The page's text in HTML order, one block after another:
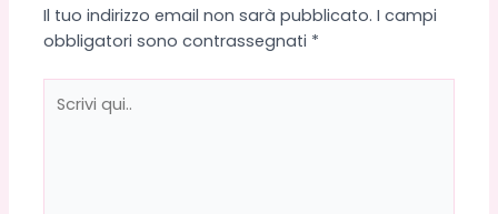
Il tuo indirizzo email non sarà pubblicato. I campi
obbligatori sono contrassegnati *
qui..